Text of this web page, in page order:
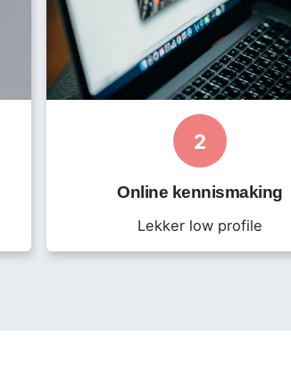
productformats.
& Engelse taal.
2
Online kennismaking
Lekker low profile